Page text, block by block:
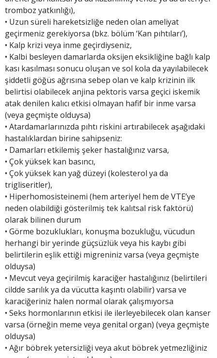
tromboz yatkınlığı),
• Uzun süreli hareketsizliğe neden olan ameliyat
geçirmeniz gerekiyorsa (bkz. bölüm ‘Kan pıhtıları’),
• Kalp krizi veya inme geçirdiyseniz,
• Kalbi besleyen damarlarda oksijen eksikliğine bağlı kalp
kası kasılması sonucu oluşan ve sol kola da yayılabilecek
şiddetli göğüs ağrısına sebep olan ve kalp krizinin ilk
belirtisi olabilecek anjina pektoris varsa geçici iskemik
atak denilen kalıcı etkisi olmayan hafif bir inme varsa
(veya geçmişte olduysa)
• Atardamarlarınızda pıhtı riskini artırabilecek aşağıdaki
hastalıklardan birine sahipseniz:
• Damarları etkilemiş şeker hastalığınız varsa,
• Çok yüksek kan basıncı,
• Çok yüksek kan yağ düzeyi (kolesterol ya da
trigliseritler),
• Hiperhomosisteinemi (hem arteriyel hem de VTE’ye
neden olabildiği gösterilmiş tek kalıtsal risk faktörü)
olarak bilinen durum
• Görme bozuklukları, konuşma bozukluğu, vücudun
herhangi bir yerinde güçsüzlük veya his kaybı gibi
belirtilerin eşlik ettiği migreniniz varsa (veya geçmişte
olduysa)
• Mevcut veya geçirilmiş karaciğer hastalığınız (belirtileri
cildde sarılık ya da vücutta kaşıntı olabilir) varsa ve
karaciğeriniz halen normal olarak çalışmıyorsa
• Seks hormonlarının etkisi ile ilerleyebilecek olan kanser
varsa (örneğin meme veya genital organ) (veya geçmişte
olduysa)
• Ağır böbrek yetersizliği veya akut böbrek yetmezliğiniz